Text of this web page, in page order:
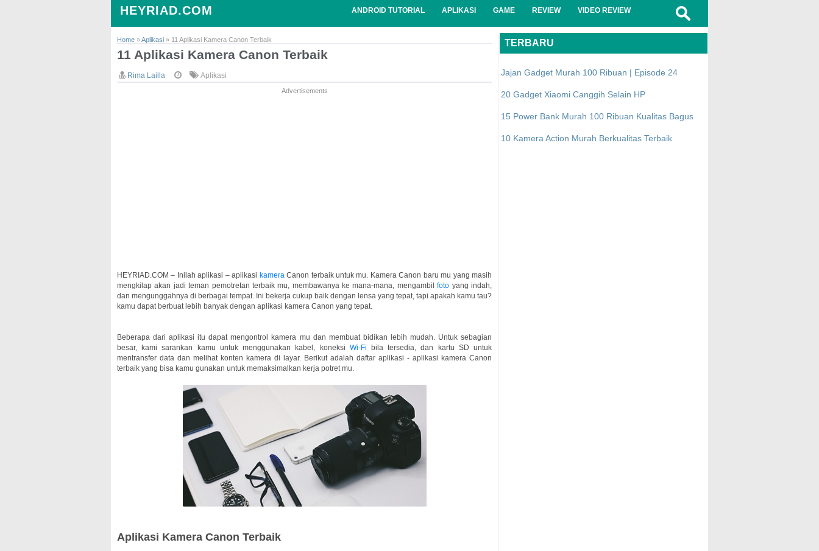
HEYRIAD.COM ANDROID TUTORIAL APLIKASI GAME REVIEW VIDEO REVIEW
Home »Aplikasi » 11 Aplikasi Kamera Canon Terbaik
11 Aplikasi Kamera Canon Terbaik
Rima Lailla Aplikasi
Advertisements
HEYRIAD.COM – Inilah aplikasi – aplikasi kameraCanon terbaik untuk mu. Kamera Canon baru mu yang masih
mengkilap akan jadi teman pemotretan terbaik mu, membawanya ke mana-mana, mengambilfoto yang indah,
dan mengunggahnya di berbagai tempat. Ini bekerja cukup baik dengan lensa yang tepat, tapi apakah kamu tau?
kamu dapat berbuat lebih banyak dengan aplikasi kamera Canon yang tepat.
Beberapa dari aplikasi itu dapat mengontrol kamera mu dan membuat bidikan lebih mudah. Untuk sebagian
besar, kami sarankan kamu untuk menggunakan kabel, koneksi Wi-Fi bila tersedia, dan kartu SD untuk
mentransfer data dan melihat konten kamera di layar. Berikut adalah daftar aplikasi - aplikasi kamera Canon
terbaik yang bisa kamu gunakan untuk memaksimalkan kerja potret mu.
Aplikasi Kamera Canon Terbaik
TERBARU
Jajan Gadget Murah 100 Ribuan | Episode 24
20 Gadget Xiaomi Canggih Selain HP
15 Power Bank Murah 100 Ribuan Kualitas Bagus
10 Kamera Action Murah Berkualitas Terbaik